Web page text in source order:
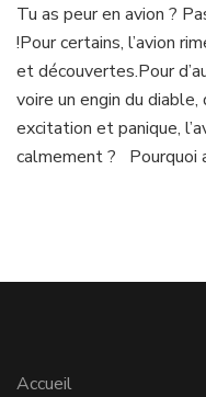
peur
en
avion
Comment
surmonter
l’aviophobie
Tu as peur en avion ?
!Pour certains, l’avion
et découvertes.Pour
voire un engin du
excitation et panique,
calmement ? Pourquoi
Accueil